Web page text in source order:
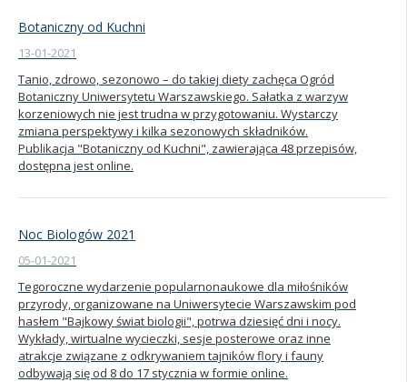
Botaniczny od Kuchni
13-01-2021
Tanio, zdrowo, sezonowo – do takiej diety zachęca Ogród
Botaniczny Uniwersytetu Warszawskiego. Sałatka z warzyw
korzeniowych nie jest trudna w przygotowaniu. Wystarczy
zmiana perspektywy i kilka sezonowych składników.
Publikacja "Botaniczny od Kuchni", zawierająca 48 przepisów,
dostępna jest online.
Noc Biologów 2021
05-01-2021
Tegoroczne wydarzenie popularnonaukowe dla miłośników
przyrody, organizowane na Uniwersytecie Warszawskim pod
hasłem "Bajkowy świat biologii", potrwa dziesięć dni i nocy.
Wykłady, wirtualne wycieczki, sesje posterowe oraz inne
atrakcje związane z odkrywaniem tajników flory i fauny
odbywają się od 8 do 17 stycznia w formie online.